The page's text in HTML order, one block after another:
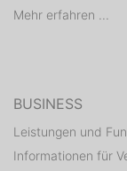
Mehr erfahren ...
BUSINESS
Leistungen und
Informationen für